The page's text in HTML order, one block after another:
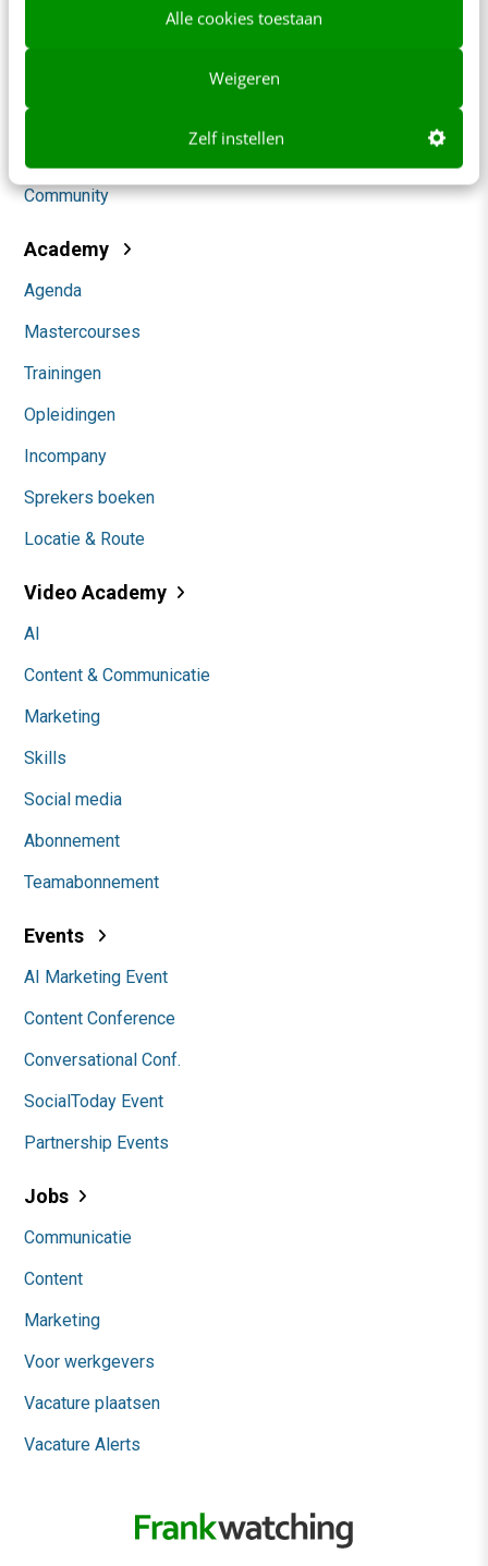
Alle cookies toestaan
Weigeren
Zelf instellen
Social
Community
Academy
Agenda
Mastercourses
Trainingen
Opleidingen
Incompany
Sprekers boeken
Locatie & Route
Video Academy
AI
Content & Communicatie
Marketing
Skills
Social media
Abonnement
Teamabonnement
Events
AI Marketing Event
Content Conference
Conversational Conf.
SocialToday Event
Partnership Events
Jobs
Communicatie
Content
Marketing
Voor werkgevers
Vacature plaatsen
Vacature Alerts